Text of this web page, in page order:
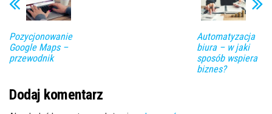
Pozycjonowanie
Google Maps –
przewodnik
Automatyzacja
biura – w jaki
sposób wspiera
biznes?
Dodaj komentarz